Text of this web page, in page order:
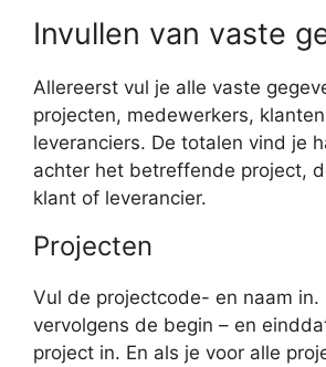
Invullen van vaste
Allereerst vul je alle vaste
projecten, medewerkers,
leveranciers. De totalen vind je
achter het betreffende project,
klant of leverancier.
Projecten
Vul de projectcode- en naam in.
vervolgens de begin – en
project in. En als je voor alle